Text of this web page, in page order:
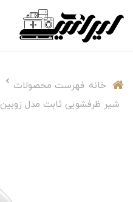
خانه فهرست محصولات
شیر ظرفشویی ثابت مدل زوبین